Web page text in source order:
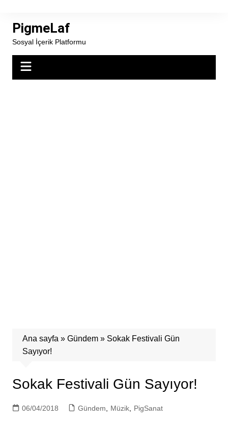
contentPigmeLaf
Sosyal İçerik Platformu
Ana sayfa » Gündem» Sokak Festivali Gün
Sayıyor!
Sokak Festivali Gün Sayıyor!
06/04/2018 Gündem Müzik, PigSanat